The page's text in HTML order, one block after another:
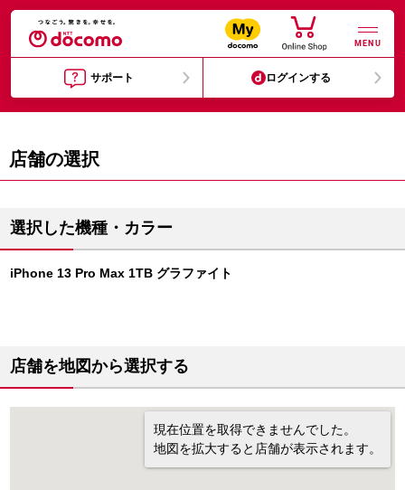
MENU
サポート ログインする
店舗の選択
選択した機種・カラー
iPhone 13 Pro Max 1TB グラファイト
店舗を地図から選択する
現在位置を取得できませんでした。
地図を拡大すると店舗が表示されます。